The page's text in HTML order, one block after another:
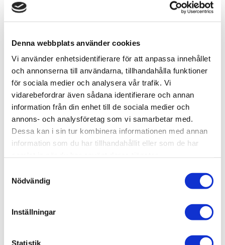
Denna webbplats använder cookies
Vi använder enhetsidentifierare för att anpassa innehållet
och annonserna till användarna, tillhandahålla funktioner
för sociala medier och analysera vår trafik. Vi
vidarebefordrar även sådana identifierare och annan
information från din enhet till de sociala medier och
annons- och analysföretag som vi samarbetar med.
Dessa kan i sin tur kombinera informationen med annan
information som du har tillhandahållit eller som de har
Nödvändig
Inställningar
Statistik
Lagerstatus
Leveranstid
skickas från oss inom 0-1 vardagar
Allmänt
Vallejo har tagit fram en ny formulering som kommer att
överraska dig med sin fantastiska penselvänlighet,
utmärkta täckförmåga och suveräna matta finish.
Du kommer att märka att färgerna torkar snabbt och
bildar ett homogent och självutjämnande lager som
bevarar även de minsta detaljerna på din modell.
förbehandlad yta med primer.
ml/0,6 fl oz med pipett. Denna förpackning förhindrar att